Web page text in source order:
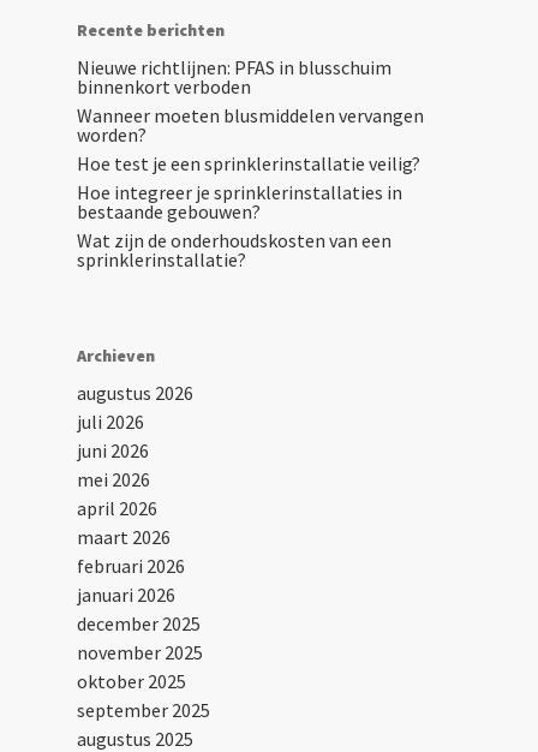
Recente berichten
Nieuwe richtlijnen: PFAS in blusschuim
binnenkort verboden
Wanneer moeten blusmiddelen vervangen
worden?
Hoe test je een sprinklerinstallatie veilig?
Hoe integreer je sprinklerinstallaties in
bestaande gebouwen?
Wat zijn de onderhoudskosten van een
sprinklerinstallatie?
Archieven
augustus 2026
juli 2026
juni 2026
mei 2026
april 2026
maart 2026
februari 2026
januari 2026
december 2025
november 2025
oktober 2025
september 2025
augustus 2025